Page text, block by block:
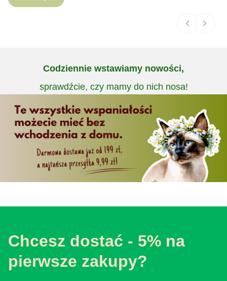
Codziennie wstawiamy nowości,
sprawdźcie, czy mamy do nich nosa!
Chcesz dostać - 5% na
pierwsze zakupy?